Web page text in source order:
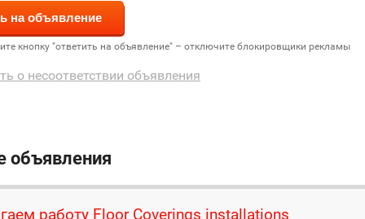
кнопку "ответить на объявление" – отключите блокировщики рекламы
о несоответствии объявления
объявления
работу Floor Coverings installations